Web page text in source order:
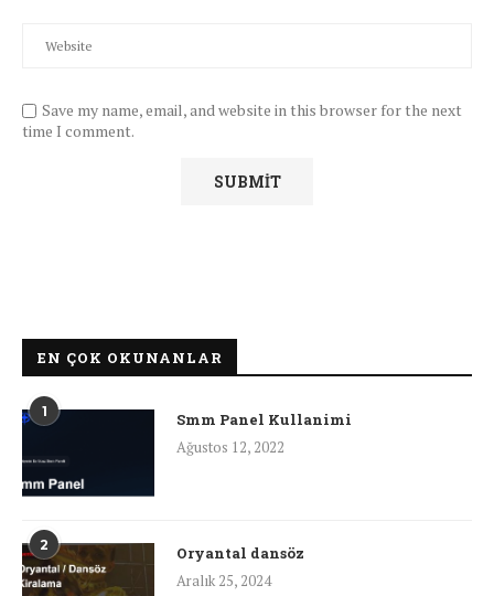
Save my name, email, and website in this browser for the next
time I comment.
EN ÇOK OKUNANLAR
1
Smm Panel Kullanimi
Ağustos 12, 2022
2
Oryantal dansöz
Aralık 25, 2024